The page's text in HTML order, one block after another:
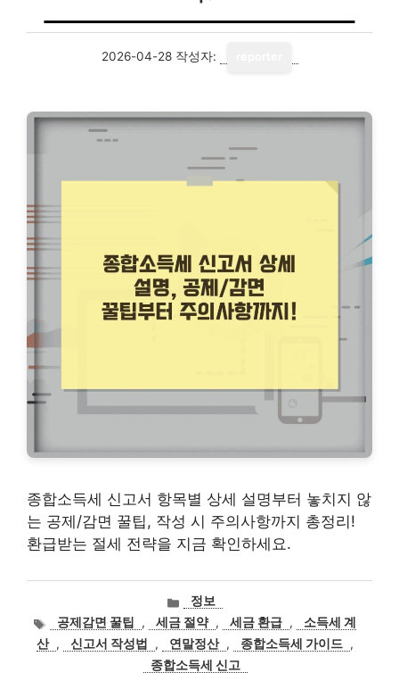
2026-04-28 작성자:
종합소득세 신고서 항목별 상세 설명부터 놓치지 않
는 공제/감면 꿀팁, 작성 시 주의사항까지 총정리!
환급받는 절세 전략을 지금 확인하세요.
카
테
고
리
정보
태공제감면 꿀팁 , 세금 절약 , 세금 환급 ,
소득세 계
산 , 신고서 작성법 , 연말정산 , 종합소득세 가이드 ,
종합소득세 신고